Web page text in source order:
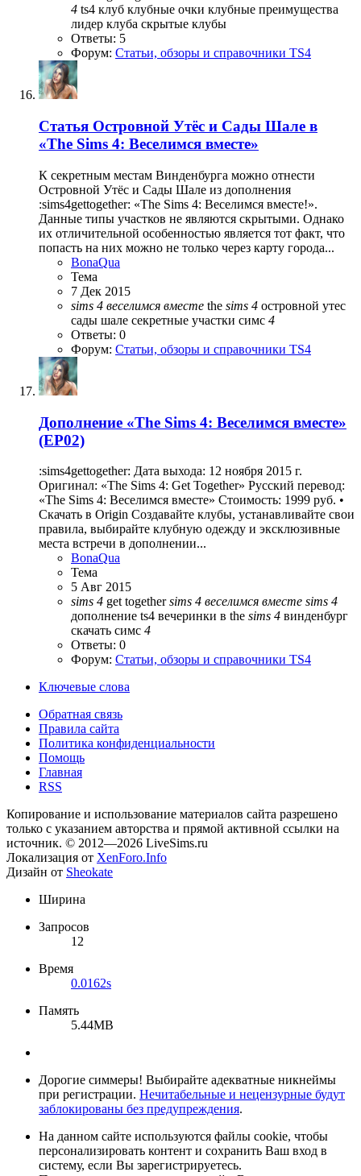
4 ts4 клуб клубные очки клубные преимущества
лидер клуба скрытые клубы
Ответы: 5
Форум: Статьи, обзоры и справочники TS4
Статья Островной Утёс и Сады Шале в
«The Sims 4: Веселимся вместе»
К секретным местам Винденбурга можно отнести
Островной Утёс и Сады Шале из дополнения
:sims4gettogether: «The Sims 4: Веселимся вместе!».
Данные типы участков не являются скрытыми. Однако
их отличительной особенностью является тот факт, что
попасть на них можно не только через карту города...
BonaQua
Тема
7 Дек 2015
sims 4 веселимся вместе the sims 4 островной утес
сады шале секретные участки симс 4
Ответы: 0
Форум: Статьи, обзоры и справочники TS4
Дополнение «The Sims 4: Веселимся вместе»
(EP02)
:sims4gettogether: Дата выхода: 12 ноября 2015 г.
Оригинал: «The Sims 4: Get Together» Русский перевод:
«The Sims 4: Веселимся вместе» Стоимость: 1999 руб. •
Скачать в Origin Создавайте клубы, устанавливайте свои
правила, выбирайте клубную одежду и эксклюзивные
места встречи в дополнении...
BonaQua
Тема
5 Авг 2015
sims 4 get togethersims 4 веселимся вместе sims 4
дополнение ts4 вечеринки в the sims 4 винденбург
скачать симс 4
Ответы: 0
Форум: Статьи, обзоры и справочники TS4
Ключевые слова
Обратная связь
Правила сайта
Политика конфиденциальности
Помощь
Главная
RSS
Копирование и использование материалов сайта разрешено
только с указанием авторства и прямой активной ссылки на
источник. © 2012—2026 LiveSims.ru
Локализация от XenForo.Info
Дизайн от Sheokate
Ширина
Запросов
12
Время
0.0162s
Память
5.44MB
Дорогие симмеры! Выбирайте адекватные никнеймы
при регистрации. Нечитабельные и нецензурные будут
заблокированы без предупреждения.
На данном сайте используются файлы cookie, чтобы
персонализировать контент и сохранить Ваш вход в
систему, если Вы зарегистрируетесь.